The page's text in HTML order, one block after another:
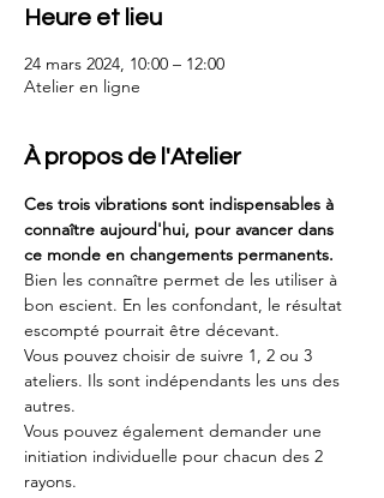
Heure et lieu
24 mars 2024, 10:00 – 12:00
Atelier en ligne
À propos de l'Atelier
Ces trois vibrations sont indispensables à
connaître aujourd'hui, pour avancer dans
ce monde en changements permanents.
Bien les connaître permet de les utiliser à
bon escient. En les confondant, le résultat
escompté pourrait être décevant.
Vous pouvez choisir de suivre 1, 2 ou 3
ateliers. Ils sont indépendants les uns des
autres.
Vous pouvez également demander une
initiation individuelle pour chacun des 2
rayons.